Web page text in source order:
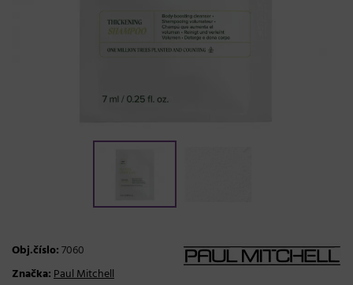
Obj.číslo:7060
Značka:Paul Mitchell